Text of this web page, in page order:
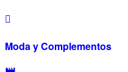
Moda y Complementos